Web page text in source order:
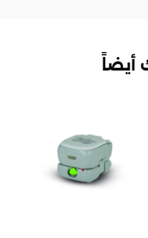
أيضاً